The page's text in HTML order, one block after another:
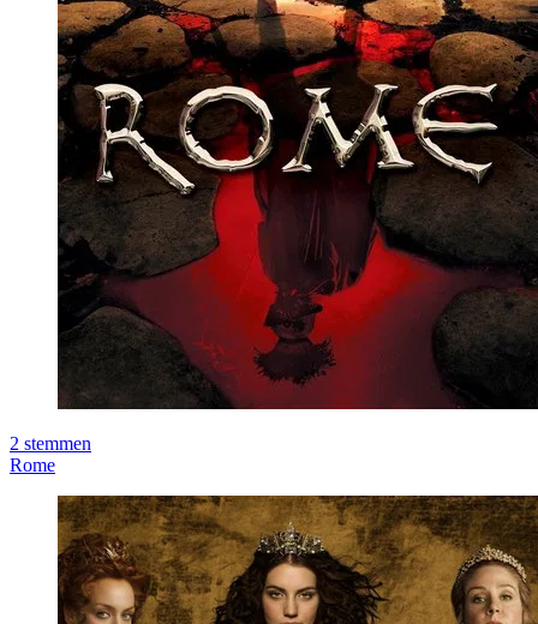
2 stemmen
Rome